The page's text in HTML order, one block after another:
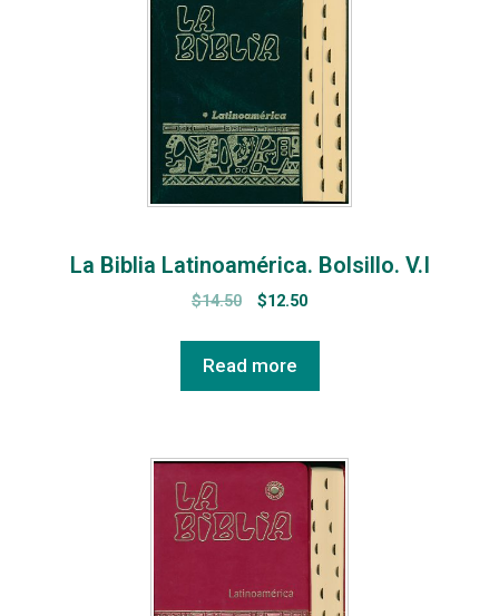
La Biblia Latinoamérica. Bolsillo. V.I
$14.50 $12.50
Read more